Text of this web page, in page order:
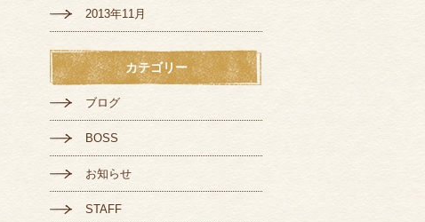
2013年11月
カテゴリー
ブログ
BOSS
お知らせ
STAFF